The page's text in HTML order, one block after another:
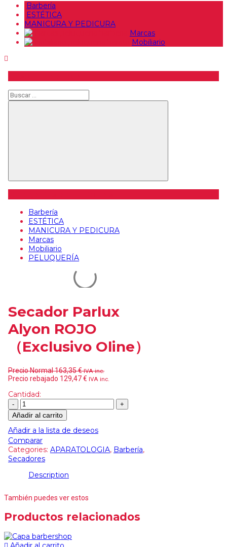
Barbería
ESTÉTICA
MANICURA Y PEDICURA
Marcas
Mobiliario
Buscar
Barbería
ESTÉTICA
MANICURA Y PEDICURA
Marcas
Mobiliario
PELUQUERÍA
Secador Parlux
Alyon ROJO
（Exclusivo Oline）
Precio Normal163,35€ IVA inc.
Precio rebajado 129,47€ IVA inc.
Cantidad:
Añadir al carrito
Añadir a la lista de deseos
Comparar
Categories: APARATOLOGIA, Barbería,
Secadores
Description
También puedes ver estos
Productos relacionados